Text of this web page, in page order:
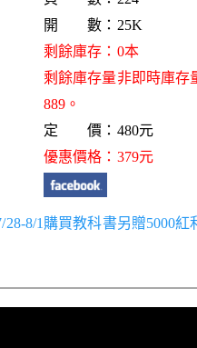
開 數：25K
剩餘庫存：0本
剩餘庫存量非即時庫存
889。
定 價：480元
優惠價格：379元
8/1購買教科書另贈5000紅